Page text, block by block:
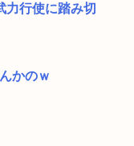
力行使に踏み切
かのｗ